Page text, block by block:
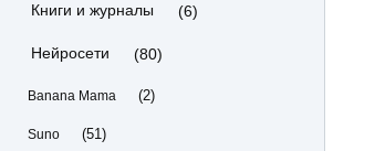
Книги и журналы (6)
Нейросети (80)
Banana Mama (2)
Suno (51)